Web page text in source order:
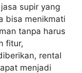
supir yang
bisa menikmati
tanpa harus
fitur,
rental
menjadi